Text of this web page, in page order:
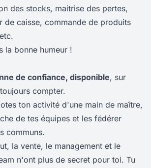
des stocks, maitrise des pertes,
de caisse, commande de produits
la bonne humeur !
de confiance, disponible, sur
compter.
ton activité d'une main de maître,
de tes équipes et les fédérer
communs.
la vente, le management et le
n'ont plus de secret pour toi. Tu